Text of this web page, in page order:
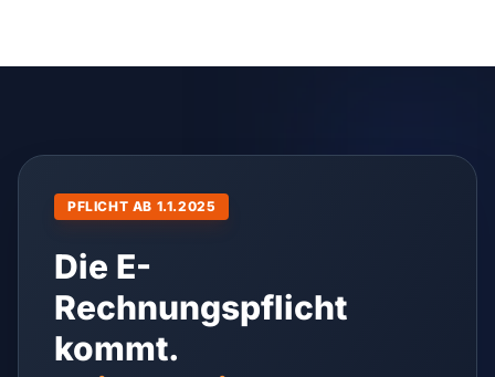
PFLICHT AB 1.1.2025
Die E-
Rechnungspflicht
kommt.